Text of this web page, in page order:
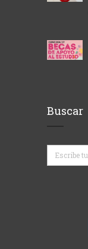
Buscar
Buscar